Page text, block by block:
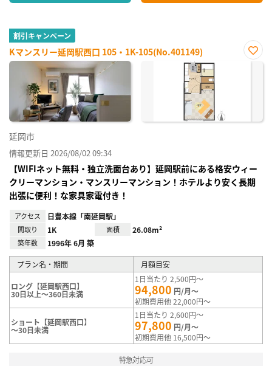
割引キャンペーン
Kマンスリー延岡駅西口 105・1K-105(No.401149)
お気
延岡市
情報更新日 2026/08/02 09:34
【WIFIネット無料・独立洗面台あり】延岡駅前にある格安ウィー
クリーマンション・マンスリーマンション！ホテルより安く長期
出張に便利！な家具家電付き！
アクセス 日豊本線「南延岡駅」
間取り 1K 面積 26.08m²
築年数 1996年 6月 築
プラン名・期間 月額目安
ロング【延岡駅西口】
30日以上～360日未満
1日当たり 2,500円～
94,800 円/月～
初期費用他 22,000円～
ショート【延岡駅西口】
～30日未満
1日当たり 2,600円～
97,800 円/月～
初期費用他 16,500円～
特急対応可